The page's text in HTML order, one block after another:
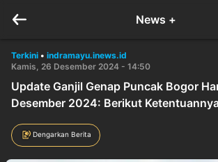
News +
Terkini • indramayu.inews.id
Kamis, 26 Desember 2024 - 14:50
Update Ganjil Genap Puncak Bogor
Desember 2024: Berikut
Dengarkan Berita